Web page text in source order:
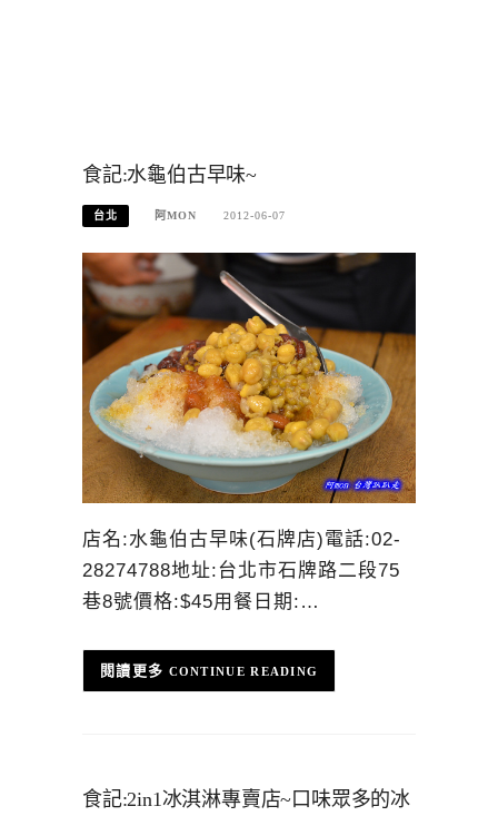
食記:水龜伯古早味~
台北 阿MON 2012-06-07
店名:水龜伯古早味(石牌店)電話:02-
28274788地址:台北市石牌路二段75
巷8號價格:$45用餐日期:…
CONTINUE READING
食記:2in1冰淇淋專賣店~口味眾多的冰